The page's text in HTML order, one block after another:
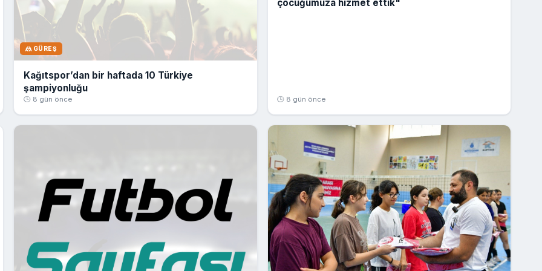
🤼 GÜREŞ
Kağıtspor’dan bir haftada 10 Türkiye
şampiyonluğu
🕒 8 gün önce
çocuğumuza hizmet ettik"
🕒 8 gün önce